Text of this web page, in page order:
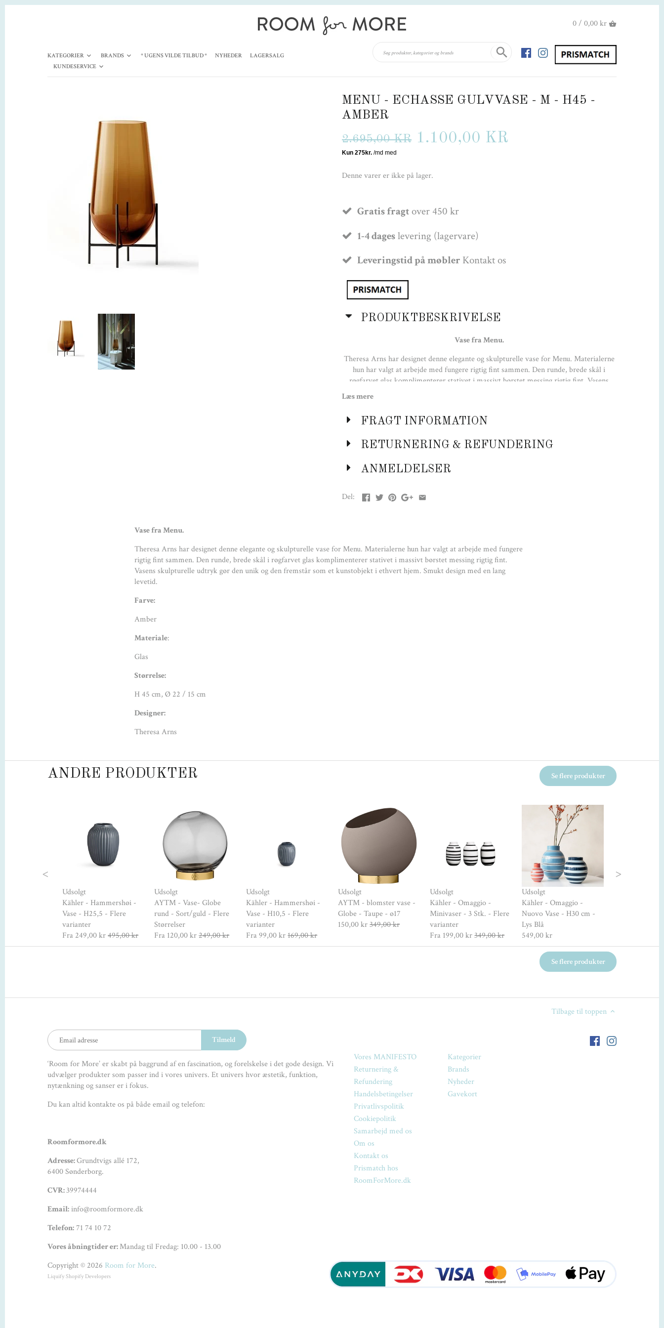
0 / 0,00 kr
KATEGORIER BRANDS * UGENS VILDE TILBUD * NYHEDER
LAGERSALG
KUNDESERVICE
MENU - ECHASSE GULVVASE - M - H45 -
AMBER
2.695,00 KR 1.100,00 KR
Denne varer er ikke på lager.
Gratis fragtover 450 kr
1-4 dageslevering (lagervare)
Leveringstid på møbler Kontakt os
PRODUKTBESKRIVELSE
Vase fra Menu.
Theresa Arns har designet denne elegante og skulpturelle vase for Menu. Materialerne
hun har valgt at arbejde med fungere rigtig fint sammen. Den runde, brede skål i
røgfarvet glas komplimenterer stativet i massivt børstet messing rigtig fint. Vasens
Farve:
Amber
Theresa Arns
Læs mere
FRAGT INFORMATION
RETURNERING & REFUNDERING
ANMELDELSER
Del:
Vase fra Menu.
Theresa Arns har designet denne elegante og skulpturelle vase for Menu. Materialerne hun har valgt at arbejde med fungere
rigtig fint sammen. Den runde, brede skål i røgfarvet glas komplimenterer stativet i massivt børstet messing rigtig fint.
Vasens skulpturelle udtryk gør den unik og den fremstår som et kunstobjekt i ethvert hjem. Smukt design med en lang
levetid.
Farve:
Amber
Materiale:
Glas
Størrelse:
H 45 cm, Ø 22 / 15 cm
Designer:
Theresa Arns
ANDRE PRODUKTER Se flere produkter
Udsolgt
Kähler - Hammershøi -
Vase - H25,5 - Flere
varianter
Fra 249,00 kr 495,00 kr
Udsolgt
AYTM - Vase- Globe
rund - Sort/guld - Flere
Størrelser
Fra 120,00 kr 249,00 kr
Udsolgt
Kähler - Hammershøi -
Vase - H10,5 - Flere
varianter
Fra 99,00 kr 169,00 kr
Udsolgt
AYTM - blomster vase -
Globe - Taupe - ø17
150,00 kr 349,00 kr
Udsolgt
Kähler - Omaggio -
Minivaser - 3 Stk. - Flere
varianter
Fra 199,00 kr 349,00 kr
Udsolgt
Kähler - Omaggio -
Nuovo Vase - H30 cm -
Lys Blå
549,00 kr
Next
Se flere produkter
Tilbage til toppen
‘Room for More’ er skabt på baggrund af en fascination, og forelskelse i det gode design. Vi
udvælger produkter som passer ind i vores univers. Et univers hvor æstetik, funktion,
nytænkning og sanser er i fokus.
Du kan altid kontakte os på både email og telefon:
Roomformore.dk
Adresse:Grundtvigs allé 172,
6400 Sønderborg.
CVR:39974444
Email:info@roomformore.dk
Telefon:71 74 10 72
Vores åbningtider er:Mandag til Fredag: 10.00 - 13.00
Vores MANIFESTO
Returnering &
Refundering
Handelsbetingelser
Privatlivspolitik
Cookiepolitik
Samarbejd med os
Om os
Kontakt os
Prismatch hos
RoomForMore.dk
Kategorier
Brands
Nyheder
Gavekort
Copyright © 2026 Room for More.
LiquifyShopify Developers